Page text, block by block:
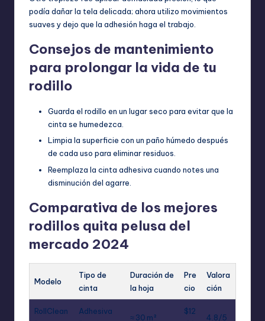
podía dañar la tela delicada; ahora utilizo movimientos
suaves y dejo que la adhesión haga el trabajo.
Consejos de mantenimiento
para prolongar la vida de tu
rodillo
Guarda el rodillo en un lugar seco para evitar que la
cinta se humedezca.
Limpia la superficie con un paño húmedo después
de cada uso para eliminar residuos.
Reemplaza la cinta adhesiva cuando notes una
disminución del agarre.
Comparativa de los mejores
rodillos quita pelusa del
mercado 2024
Modelo
Tipo de
cinta
Duración de
la hoja
Pre
cio
Valora
ción
RollClean
Adhesiva
≈ 30 m²
$12
4.8/5